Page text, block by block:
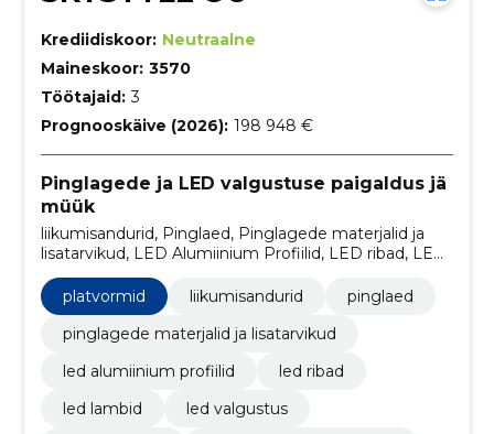
Krediidiskoor: Neutraalne
Maineskoor: 3570
Töötajaid: 3
Prognooskäive (2026): 198 948 €
Pinglagede ja LED valgustuse paigaldus jä
müük
liikumisandurid, Pinglaed, Pinglagede materjalid ja
lisatarvikud, LED Alumiinium Profiilid, LED ribad, LED
Lambid, LED Valgustus, LED Moodulid, LED
Valgustuse juhtimine, Toiteplokid 12 - 24V
platvormid liikumisandurid
pinglaed
pinglagede materjalid ja lisatarvikud
led alumiinium profiilid
led ribad
led lambid
led valgustus